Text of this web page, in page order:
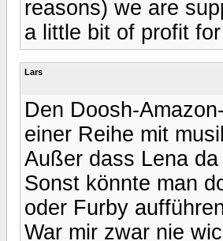
reasons) we are
a little bit of profit
Lars
Den Doosh-
einer Reihe mit
Außer dass Lena
Sonst könnte man
oder Furby
War mir zwar nie